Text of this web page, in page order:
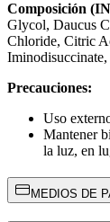
Composición
Glycol, Daucus
Chloride, Citric
Precauciones:
Uso
Mantener
la luz, en
MEDIOS DE